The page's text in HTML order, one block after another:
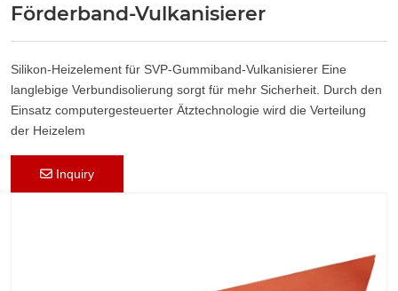
Förderband-Vulkanisierer
Silikon-Heizelement für SVP-Gummiband-Vulkanisierer Eine
langlebige Verbundisolierung sorgt für mehr Sicherheit. Durch den
Einsatz computergesteuerter Ätztechnologie wird die Verteilung
der Heizelem
Inquiry